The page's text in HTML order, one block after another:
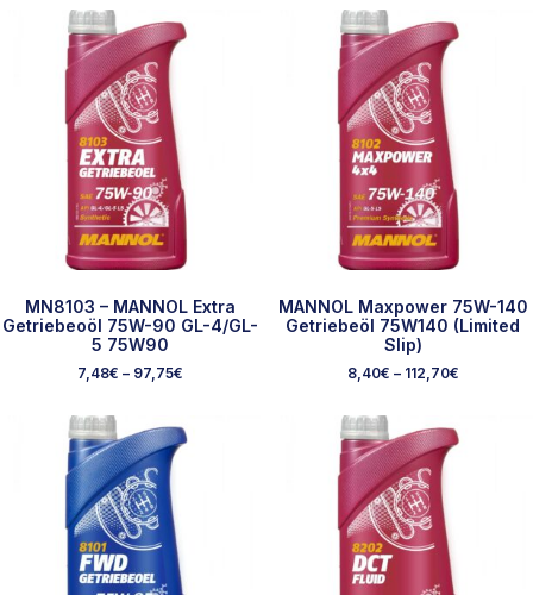
MN8103 – MANNOL Extra
Getriebeoöl 75W-90 GL-4/GL-
5 75W90
7,48€ – 97,75€
MANNOL Maxpower 75W-140
Getriebeöl 75W140 (Limited
Slip)
8,40€ – 112,70€